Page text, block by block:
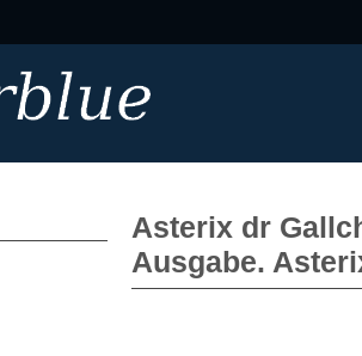
Asterix dr
Ausgabe.